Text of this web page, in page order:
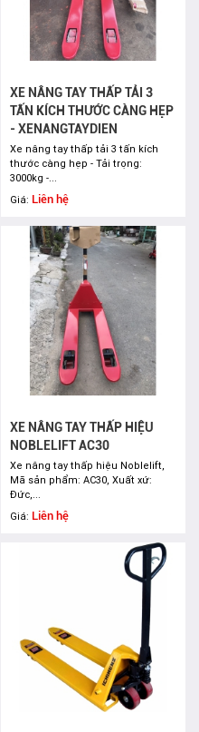
XE NÂNG TAY THẤP TẢI 3
TẤN KÍCH THƯỚC CÀNG HẸP
- XENANGTAYDIEN
Xe nâng tay thấp tải 3 tấn kích
thước càng hẹp - Tải trọng:
3000kg -...
Giá: Liên hệ
XE NÂNG TAY THẤP HIỆU
NOBLELIFT AC30
Xe nâng tay thấp hiệu Noblelift,
Mã sản phẩm: AC30, Xuất xứ:
Đức,...
Giá: Liên hệ